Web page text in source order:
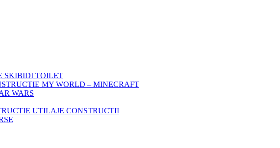
SKIBIDI TOILET
MY WORLD – MINECRAFT
WARS
UTILAJE CONSTRUCTII